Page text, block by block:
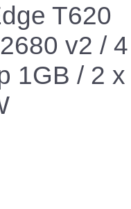
T620
v2 / 4
1GB / 2 x